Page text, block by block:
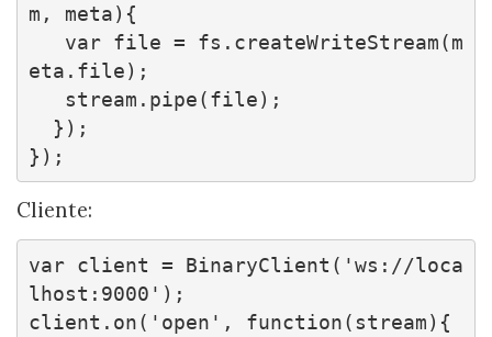
m, meta){
eta.file);
});
Cliente:
var client = BinaryClient('ws://loca
lhost:9000');
client.on('open', function(stream){